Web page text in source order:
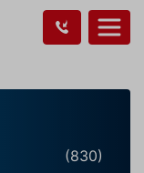
(830)